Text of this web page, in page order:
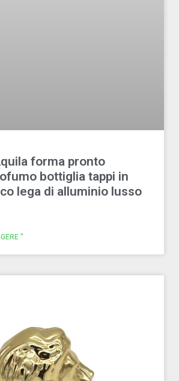
forma pronto
bottiglia tappi in
lega di alluminio lusso
"